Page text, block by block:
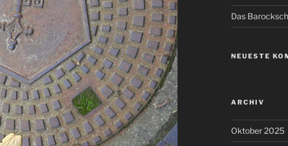
Das
NEUESTE
ARCHIV
Oktober 2025